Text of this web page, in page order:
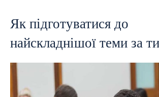
Як підготуватися до
найскладнішої теми за